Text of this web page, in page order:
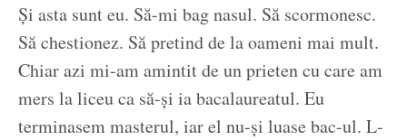
Și asta sunt eu. Să-mi bag nasul. Să scormonesc.
Să chestionez. Să pretind de la oameni mai mult.
Chiar azi mi-am amintit de un prieten cu care am
mers la liceu ca să-și ia bacalaureatul. Eu
terminasem masterul, iar el nu-și luase bac-ul. L-